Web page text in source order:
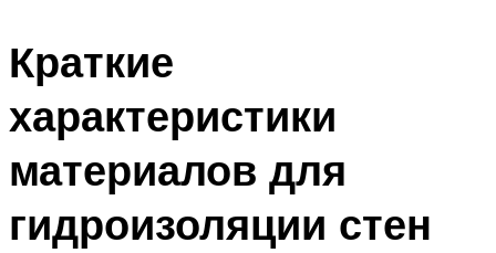
Краткие
характеристики
материалов для
гидроизоляции стен